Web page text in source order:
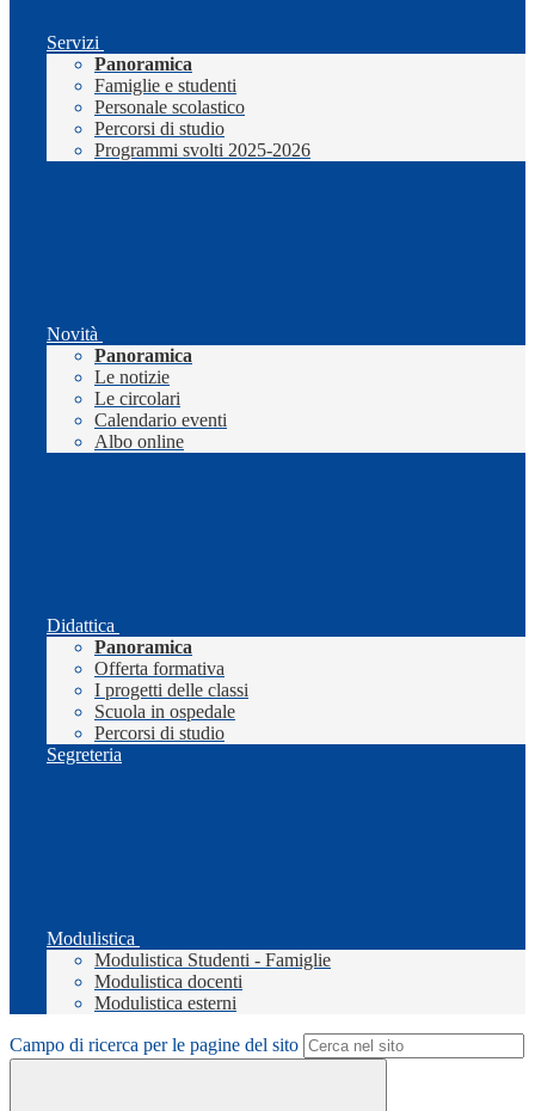
Servizi
Panoramica
Famiglie e studenti
Personale scolastico
Percorsi di studio
Programmi svolti 2025-2026
Novità
Panoramica
Le notizie
Le circolari
Calendario eventi
Albo online
Didattica
Panoramica
Offerta formativa
I progetti delle classi
Scuola in ospedale
Percorsi di studio
Segreteria
Modulistica
Modulistica Studenti - Famiglie
Modulistica docenti
Modulistica esterni
Campo di ricerca per le pagine del sito